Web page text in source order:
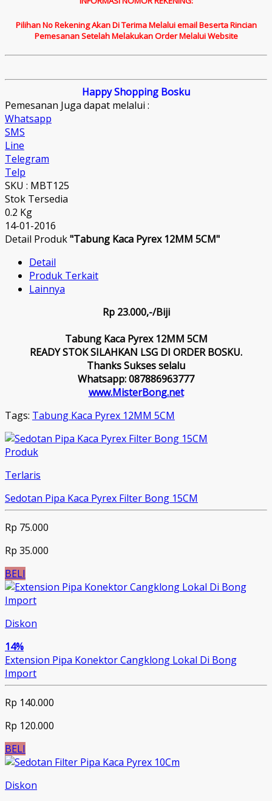
Pilihan No Rekening Akan Di Terima Melalui email Beserta Rincian
Pemesanan Setelah Melakukan Order Melalui Website
Happy Shopping Bosku
Pemesanan Juga dapat melalui :
Whatsapp
SMS
Line
Telegram
Telp
SKU : MBT125
Stok Tersedia
0.2 Kg
14-01-2016
Detail Produk"Tabung Kaca Pyrex 12MM 5CM"
Detail
Produk Terkait
Lainnya
Rp 23.000,-/Biji
Tabung Kaca Pyrex 12MM 5CM
READY STOK SILAHKAN LSG DI ORDER BOSKU.
Thanks Sukses selalu
Whatsapp: 087886963777
www.MisterBong.net
Tags: Tabung Kaca Pyrex 12MM 5CM
Produk
Terlaris
Sedotan Pipa Kaca Pyrex Filter Bong 15CM
Rp 75.000
Rp 35.000
BELI
Diskon
14%
Extension Pipa Konektor Cangklong Lokal Di Bong
Import
Rp 140.000
Rp 120.000
BELI
Diskon